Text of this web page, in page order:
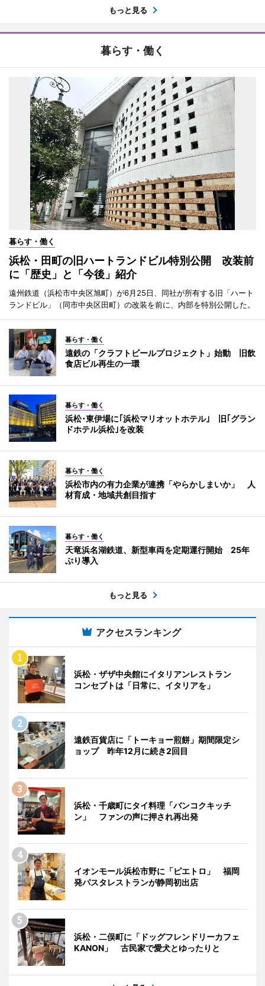
もっと見る
暮らす・働く
暮らす・働く
浜松・田町の旧ハートランドビル特別公開 改装前
に「歴史」と「今後」紹介
遠州鉄道（浜松市中央区旭町）が6月25日、同社が所有する旧「ハート
ランドビル」（同市中央区田町）の改装を前に、内部を特別公開した。
暮らす・働く
遠鉄の「クラフトビールプロジェクト」始動 旧飲
食店ビル再生の一環
暮らす・働く
浜松･東伊場に｢浜松マリオットホテル｣ 旧｢グラン
ドホテル浜松｣を改装
暮らす・働く
浜松市内の有力企業が連携「やらかしまいか」 人
材育成・地域共創目指す
暮らす・働く
天竜浜名湖鉄道、新型車両を定期運行開始 25年
ぶり導入
もっと見る
アクセスランキング
浜松・ザザ中央館にイタリアンレストラン
コンセプトは「日常に、イタリアを」
遠鉄百貨店に「トーキョー煎餅」期間限定シ
ョップ 昨年12月に続き2回目
浜松・千歳町にタイ料理「バンコクキッチ
ン」 ファンの声に押され再出発
イオンモール浜松市野に「ピエトロ」 福岡
発パスタレストランが静岡初出店
浜松・二俣町に「ドッグフレンドリーカフェ
KANON」 古民家で愛犬とゆったりと